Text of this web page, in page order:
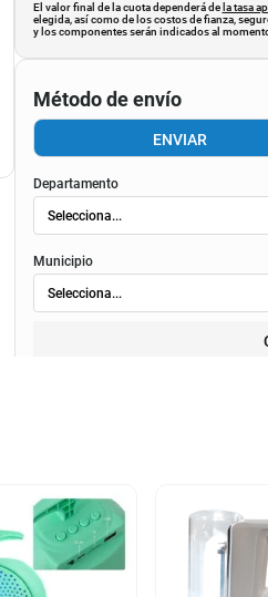
El valor final de la cuota dependerá de la tasa
elegida, así como de los costos de fianza,
y los componentes serán indicados al
Método de envío
ENVIAR
Departamento
Municipio